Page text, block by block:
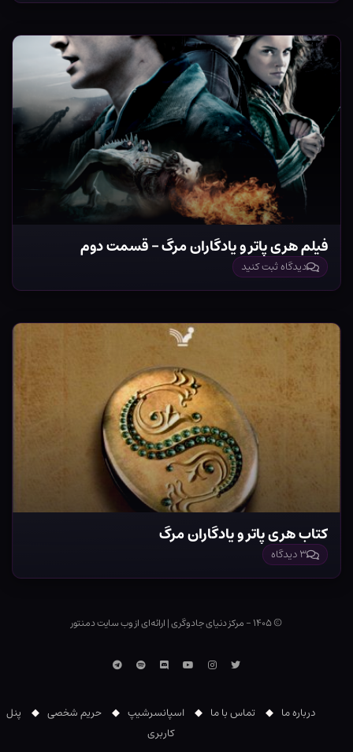
فیلم هری پاتر و یادگاران مرگ – قسمت دوم
دیدگاه ثبت کنید
کتاب هری پاتر و یادگاران مرگ
۳ دیدگاه
© ۱۴۰۵ - مرکز دنیای جادوگری |ارائه‌ای از وب ‌سایت دمنتور
توییتراینستاگرام
یوتوبDiscordاسپاتیفایتلگرام
درباره ما تماس با ما اسپانسرشیپ حریم شخصی
پنل
کاربری